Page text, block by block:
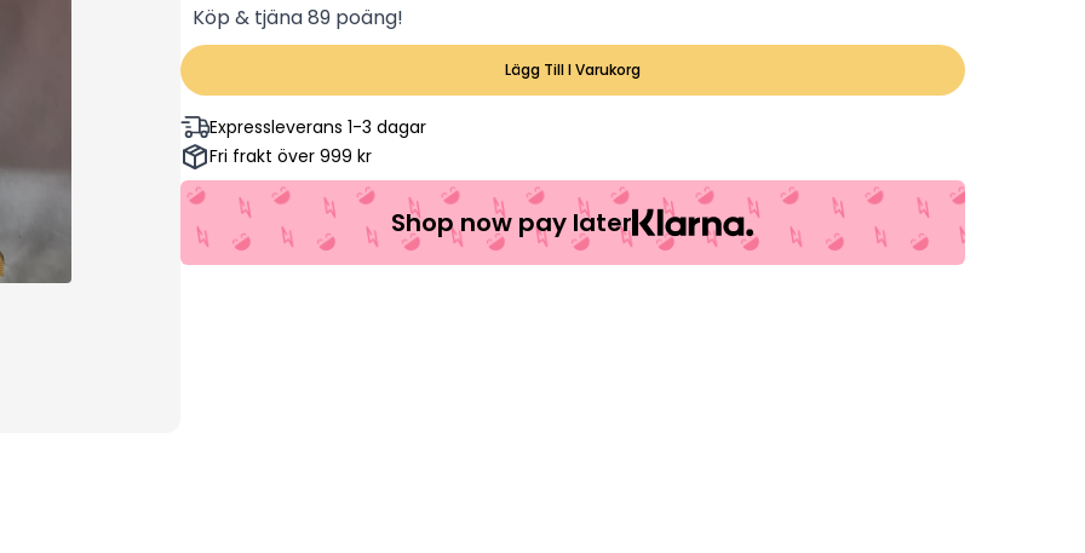
Köp & tjäna 89 poäng!
Lägg Till I Varukorg
Expressleverans 1-3 dagar
Fri frakt över 999 kr
Shop now pay later